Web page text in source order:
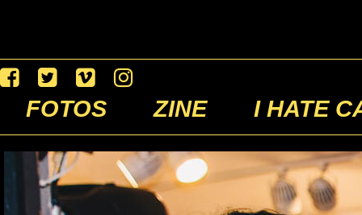
FOTOS ZINE I HATE